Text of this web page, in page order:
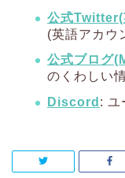
公式Twitter(
(英語アカウ
公式ブログ
のくわしい
Discord : ユ